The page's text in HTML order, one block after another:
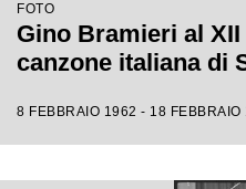
FOTO
Gino Bramieri al
canzone italiana di
8 FEBBRAIO 1962 - 18 FEBBRAIO